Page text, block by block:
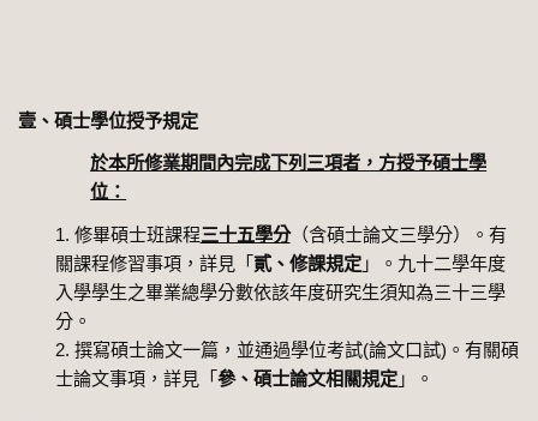
壹、碩士學位授予規定
於本所修業期間內完成下列三項者，方授予碩士學
位：
修畢碩士班課程三十五學分（含碩士論文三學分）。有
關課程修習事項，詳見「 貳、修課規定」。九十二學年度
入學學生之畢業總學分數依該年度研究生須知為三十三學
分。
撰寫碩士論文一篇，並通過學位考試(論文口試)。有關碩
士論文事項，詳見「 參、碩士論文相關規定」。